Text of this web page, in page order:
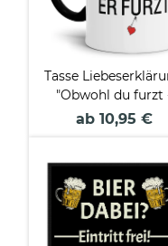
Tasse
"Obwohl du furzt
Mann" - Innen &
ab 10,95 €